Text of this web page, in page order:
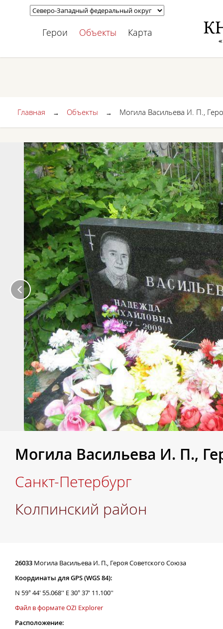
Герои Объекты Карта
Главная → Объекты → Могила Васильева И. П.,
Могила Васильева И. П.,
Санкт-Петербург
Колпинский район
26033 Могила Васильева И. П., Героя Советского Союза
Координаты для GPS (WGS 84):
N 59° 44' 55.068'' E 30° 37' 11.100''
Файл в формате OZI Explorer
Расположение: